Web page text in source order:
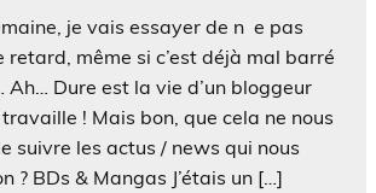
je vais essayer de n e pas
retard, même si c’est déjà mal barré
Dure est la vie d’un bloggeur
! Mais bon, que cela ne nous
suivre les actus / news qui nous
? BDs & Mangas J’étais un […]